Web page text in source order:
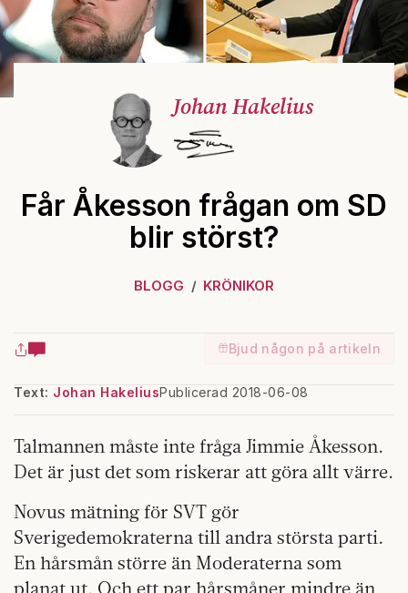
Johan Hakelius
Får Åkesson frågan om SD
blir störst?
BLOGG KRÖNIKOR
Bjud någon på artikeln
Text: Johan HakeliusPublicerad 2018-06-08
Talmannen måste inte fråga Jimmie Åkesson.
Det är just det som riskerar att göra allt värre.
Novus mätning för SVT gör
Sverigedemokraterna till andra största parti.
En hårsmån större än Moderaterna som
planat ut. Och ett par hårsmåner mindre än